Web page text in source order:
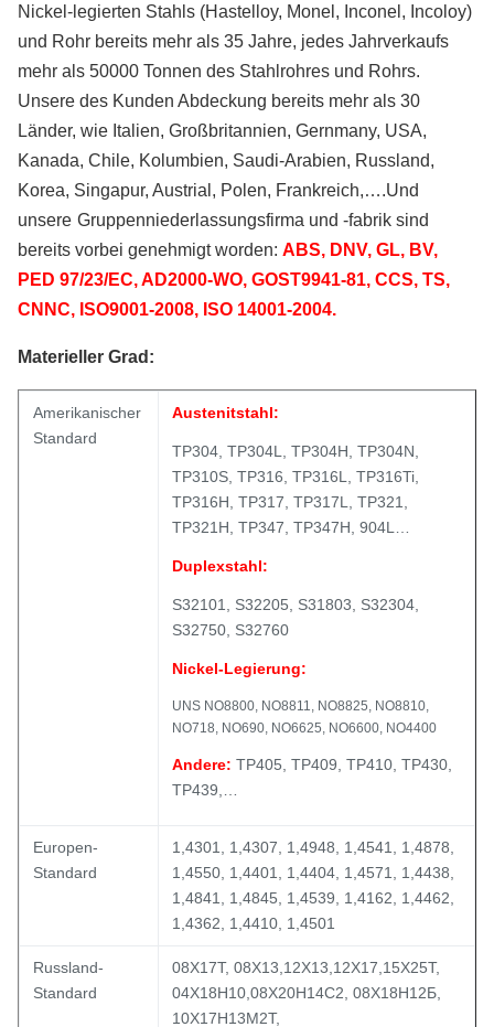
Nickel-legierten Stahls (Hastelloy, Monel, Inconel, Incoloy)
und Rohr bereits mehr als 35 Jahre, jedes Jahrverkaufs
mehr als 50000 Tonnen des Stahlrohres und Rohrs.
Unsere des Kunden Abdeckung bereits mehr als 30
Länder, wie Italien, Großbritannien, Gernmany, USA,
Kanada, Chile, Kolumbien, Saudi-Arabien, Russland,
Korea, Singapur, Austrial, Polen, Frankreich,….Und
unsere Gruppenniederlassungsfirma und -fabrik sind
bereits vorbei genehmigt worden: ABS, DNV, GL, BV,
PED 97/23/EC, AD2000-WO, GOST9941-81, CCS, TS,
CNNC, ISO9001-2008, ISO 14001-2004.
Materieller Grad:
Amerikanischer
Standard
Austenitstahl:
TP304, TP304L, TP304H, TP304N,
TP310S, TP316, TP316L, TP316Ti,
TP316H, TP317, TP317L, TP321,
TP321H, TP347, TP347H, 904L…
Duplexstahl:
S32101, S32205, S31803, S32304,
S32750, S32760
Nickel-Legierung:
UNS NO8800, NO8811, NO8825, NO8810,
NO718, NO690, NO6625, NO6600, NO4400
Andere: TP405, TP409, TP410, TP430,
TP439,…
Europen-
Standard
1,4301, 1,4307, 1,4948, 1,4541, 1,4878,
1,4550, 1,4401, 1,4404, 1,4571, 1,4438,
1,4841, 1,4845, 1,4539, 1,4162, 1,4462,
1,4362, 1,4410, 1,4501
Russland-
Standard
08Х17Т, 08Х13,12Х13,12Х17,15Х25Т,
04Х18Н10,08Х20Н14С2, 08Х18Н12Б,
10Х17Н13М2Т,